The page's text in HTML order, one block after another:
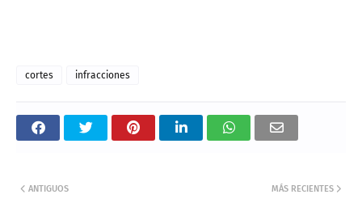
cortes infracciones
MÁS RECIENTES
ANTIGUOS